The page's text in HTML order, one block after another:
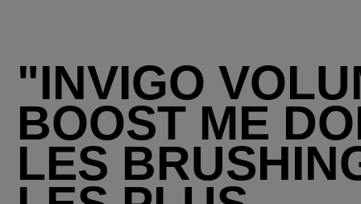
"INVIGO
BOOST ME
LES